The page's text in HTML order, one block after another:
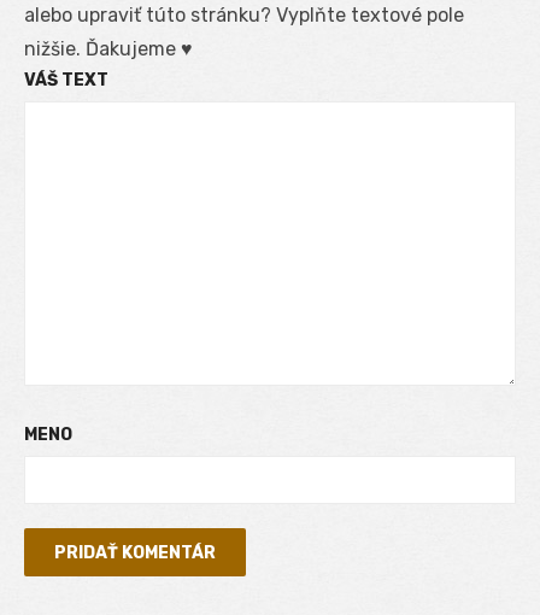
alebo upraviť túto stránku? Vyplňte textové pole
nižšie. Ďakujeme ♥
VÁŠ TEXT
MENO